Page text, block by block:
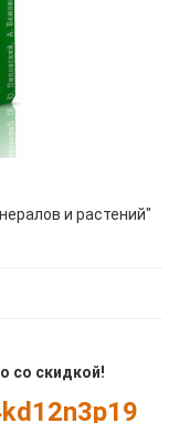
и растений"
со скидкой!